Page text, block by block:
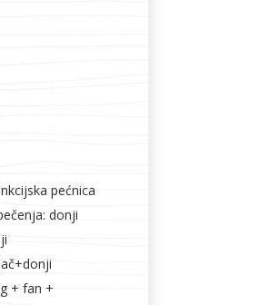
pećnica
donji
+ fan +